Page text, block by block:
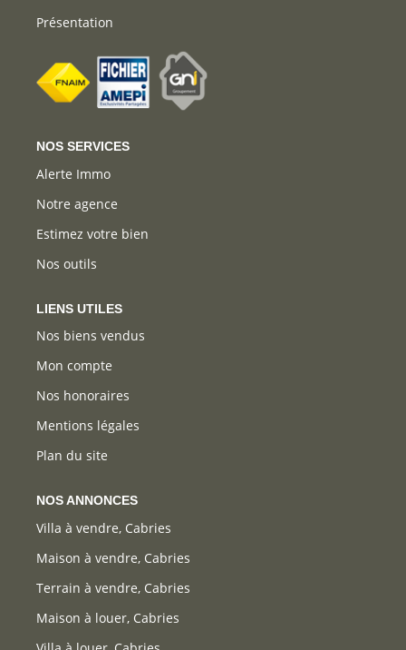
Présentation
NOS SERVICES
Alerte Immo
Notre agence
Estimez votre bien
Nos outils
LIENS UTILES
Nos biens vendus
Mon compte
Nos honoraires
Mentions légales
Plan du site
NOS ANNONCES
Villa à vendre, Cabries
Maison à vendre, Cabries
Terrain à vendre, Cabries
Maison à louer, Cabries